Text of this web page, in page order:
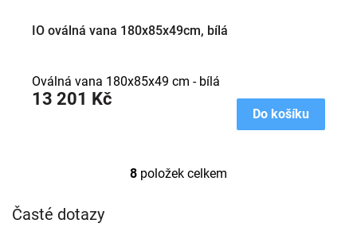
IO oválná vana 180x85x49cm, bílá
13 201 Kč
Do košíku
Oválná vana 180x85x49 cm - bílá
O
8 položek celkem
Časté dotazy